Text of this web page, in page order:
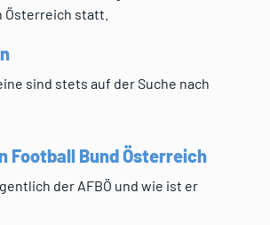
statt.
sind stets auf der Suche nach
Football Bund Österreich
der AFBÖ und wie ist er